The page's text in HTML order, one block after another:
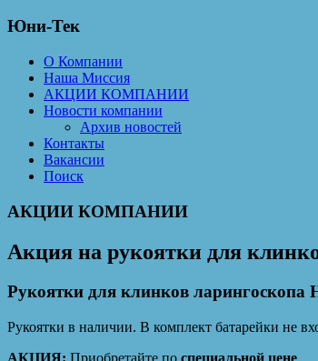
Юни-Тек
О Компании
Наша Миссия
АКЦИИ КОМПАНИИ
Новости компании
Архив новостей
Контакты
Вакансии
Поиск
АКЦИИ КОМПАНИИ
Акция на рукоятки для
Рукоятки для клинков ларингоскопа
Рукоятки в наличии. В комплект батарейки не